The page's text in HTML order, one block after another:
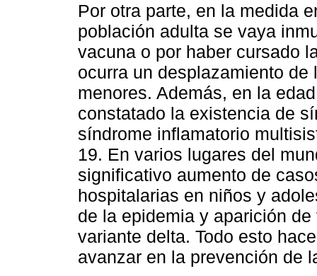
Por otra parte, en la medida
población adulta se vaya
vacuna o por haber cursado
ocurra un desplazamiento
menores. Además, en la
constatado la existencia de
síndrome inflamatorio
19. En varios lugares del
significativo aumento de
hospitalarias en niños y
de la epidemia y aparición
variante delta. Todo esto
avanzar en la prevención de